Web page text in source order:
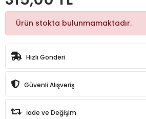
Ürün stokta bulunmamaktadır.
Hızlı Gönderi
Güvenli Alışveriş
İade ve Değişim